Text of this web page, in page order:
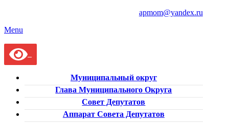
apmom@yandex.ru
Menu
Муниципальный округ
Глава Муниципального Округа
Совет Депутатов
Аппарат Совета Депутатов